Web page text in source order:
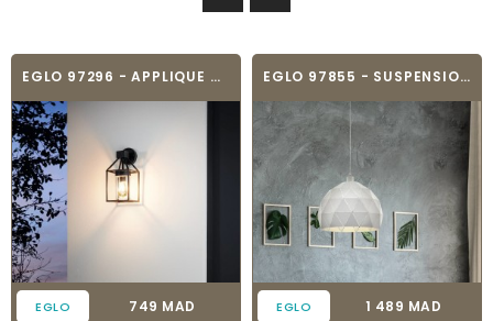
EGLO 97296 - APPLIQUE MURALE - TRECATE
EGLO Prix
749 MAD
EGLO 97855 - SUSPENSION - ROCCAFORTE
EGLO Prix
1 489 MAD